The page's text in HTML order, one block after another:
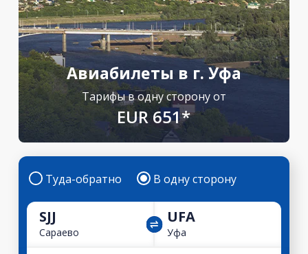
Авиабилеты в г. Уфа
Тарифы в одну сторону от
EUR 651*
Туда-обратно В одну сторону
SJJ
Сараево
UFA
Уфа